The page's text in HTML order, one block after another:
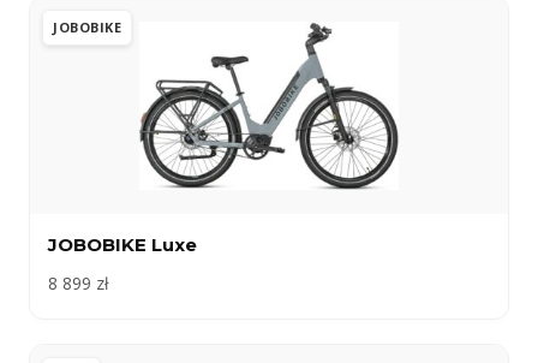
JOBOBIKE
JOBOBIKE Luxe
8 899 zł